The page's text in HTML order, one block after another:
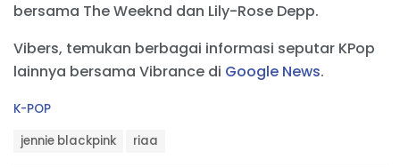
bersama The Weeknd dan Lily-Rose Depp.
Vibers, temukan berbagai informasi seputar KPop
lainnya bersama Vibrance di Google News.
C
K-POP
a
jennie blackpink riaa